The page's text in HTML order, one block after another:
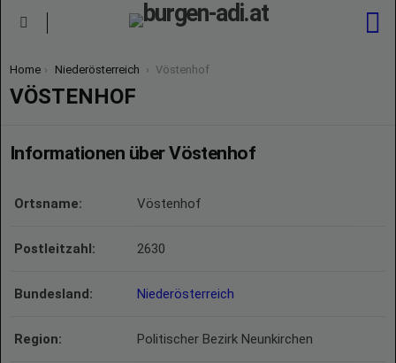
You are here:
Home Niederösterreich Vöstenhof
VÖSTENHOF
Informationen über Vöstenhof
Ortsname: Vöstenhof
Postleitzahl: 2630
Bundesland: Niederösterreich
Region: Politischer Bezirk Neunkirchen